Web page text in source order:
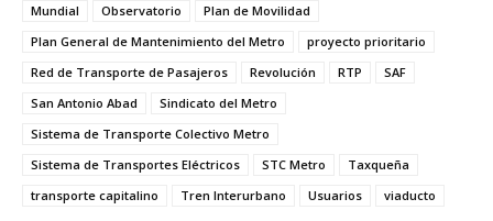
Mundial
Observatorio
Plan de Movilidad
Plan General de Mantenimiento del Metro
proyecto prioritario
Red de Transporte de Pasajeros
Revolución RTP
SAF
San Antonio Abad
Sindicato del Metro
Sistema de Transporte Colectivo Metro
Sistema de Transportes Eléctricos
STC Metro
Taxqueña
transporte capitalino
Tren Interurbano Usuarios viaducto